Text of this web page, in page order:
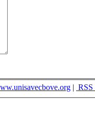
| RSS